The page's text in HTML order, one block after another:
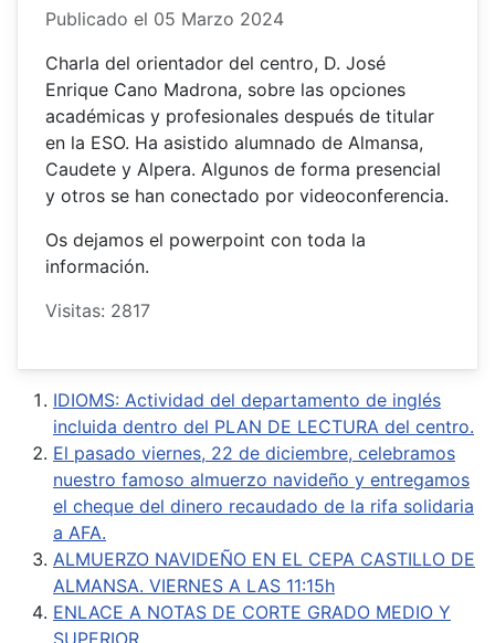
Publicado el 05 Marzo 2024
Charla del orientador del centro, D. José
Enrique Cano Madrona, sobre las opciones
académicas y profesionales después de titular
en la ESO. Ha asistido alumnado de Almansa,
Caudete y Alpera. Algunos de forma presencial
y otros se han conectado por videoconferencia.
Os dejamos el powerpoint con toda la
información.
Visitas: 2817
IDIOMS: Actividad del departamento de inglés
incluida dentro del PLAN DE LECTURA del centro.
El pasado viernes, 22 de diciembre, celebramos
nuestro famoso almuerzo navideño y entregamos
el cheque del dinero recaudado de la rifa solidaria
a AFA.
ALMUERZO NAVIDEÑO EN EL CEPA CASTILLO DE
ALMANSA. VIERNES A LAS 11:15h
ENLACE A NOTAS DE CORTE GRADO MEDIO Y
SUPERIOR